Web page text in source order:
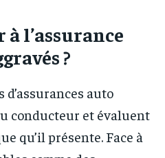
l’assurance
?
d’assurances auto
conducteur et évaluent
qu’il présente. Face à